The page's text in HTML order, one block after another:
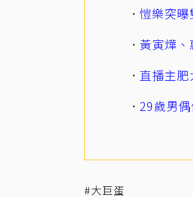
愷樂突
黃寅燁
直播主
29歲男
#大巨蛋